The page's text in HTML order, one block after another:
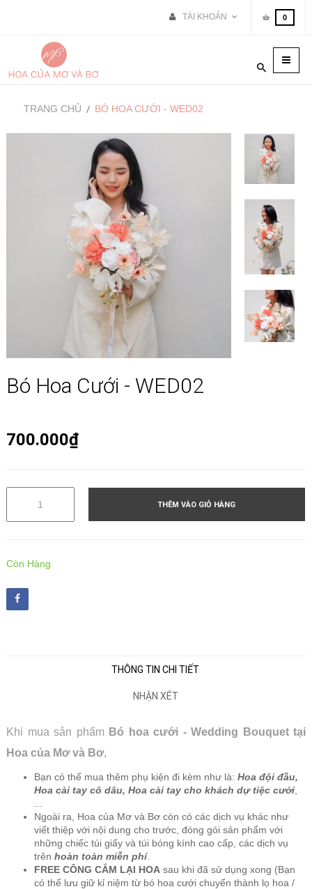
0
TÀI KHOẢN
Toggle
TRANG CHỦ BÓ HOA CƯỚI - WED02
Bó Hoa Cưới - WED02
700.000₫
THÊM VÀO GIỎ HÀNG
Còn Hàng
THÔNG TIN CHI TIẾT
NHẬN XÉT
Khi mua sản phẩm Bó hoa cưới - Wedding Bouquet tại
Hoa của Mơ và Bơ,
Bạn có thể mua thêm phụ kiện đi kèm như là: Hoa đội đầu,
Hoa cài tay cô dâu, Hoa cài tay cho khách dự tiệc cưới
Ngoài ra, Hoa của Mơ và Bơ còn có các dịch vụ khác như
viết thiệp với nội dung cho trước, đóng gói sản phẩm với
những chiếc túi giấy và túi bóng kính cao cấp, các dịch vụ
trên hoàn toàn miễn phí.
FREE CÔNG CẮM LẠI HOA sau khi đã sử dụng xong (Bạn
có thể lưu giữ kỉ niệm từ bó hoa cưới chuyển thành lọ hoa /